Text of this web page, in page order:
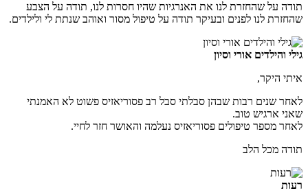
תודה על שהחזרת לנו את האנרגיות שהיו חסרות לנו, תודה על הצבע
שהחזרת לנו לפנים ובעיקר תודה על טיפול מסור ואוהב שנתת לי ולילדים.
גילי והילדים אורי וסיון
איתי היקר,
לאחר שנים רבות שבהן סבלתי סבל רב פסוריאזיס פשוט לא האמנתי
שאני ארגיש טוב.
לאחר מספר טיפולים פסוריאזיס נעלמה והאושר חזר לחיי.
תודה מכל הלב
רעות